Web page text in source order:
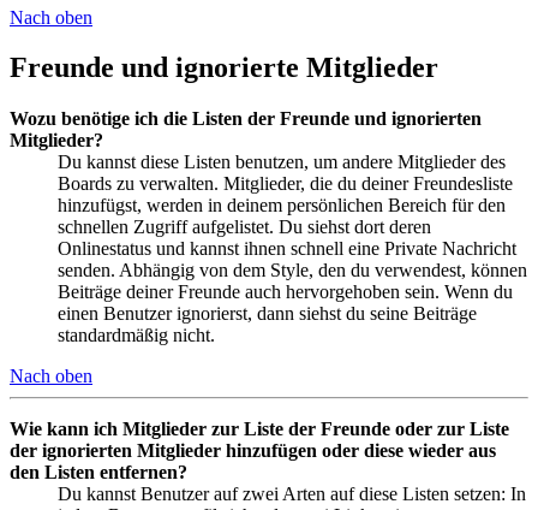
Nach oben
Freunde und ignorierte Mitglieder
Wozu benötige ich die Listen der Freunde und ignorierten
Mitglieder?
Du kannst diese Listen benutzen, um andere Mitglieder des
Boards zu verwalten. Mitglieder, die du deiner Freundesliste
hinzufügst, werden in deinem persönlichen Bereich für den
schnellen Zugriff aufgelistet. Du siehst dort deren
Onlinestatus und kannst ihnen schnell eine Private Nachricht
senden. Abhängig von dem Style, den du verwendest, können
Beiträge deiner Freunde auch hervorgehoben sein. Wenn du
einen Benutzer ignorierst, dann siehst du seine Beiträge
standardmäßig nicht.
Nach oben
Wie kann ich Mitglieder zur Liste der Freunde oder zur Liste
der ignorierten Mitglieder hinzufügen oder diese wieder aus
den Listen entfernen?
Du kannst Benutzer auf zwei Arten auf diese Listen setzen: In